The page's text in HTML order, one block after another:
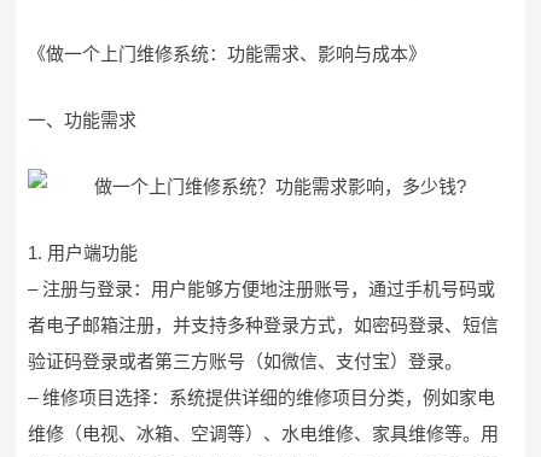
《做一个上门维修系统：功能需求、影响与成本》
一、功能需求
1. 用户端功能
– 注册与登录：用户能够方便地注册账号，通过手机号码或
者电子邮箱注册，并支持多种登录方式，如密码登录、短信
验证码登录或者第三方账号（如微信、支付宝）登录。
– 维修项目选择：系统提供详细的维修项目分类，例如家电
维修（电视、冰箱、空调等）、水电维修、家具维修等。用